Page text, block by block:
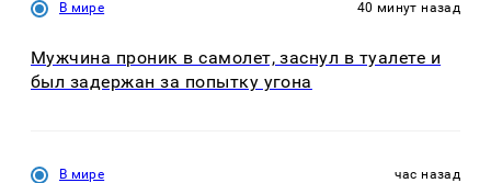
В мире 40 минут назад
Мужчина проник в самолет, заснул в туалете и
был задержан за попытку угона
В мире час назад